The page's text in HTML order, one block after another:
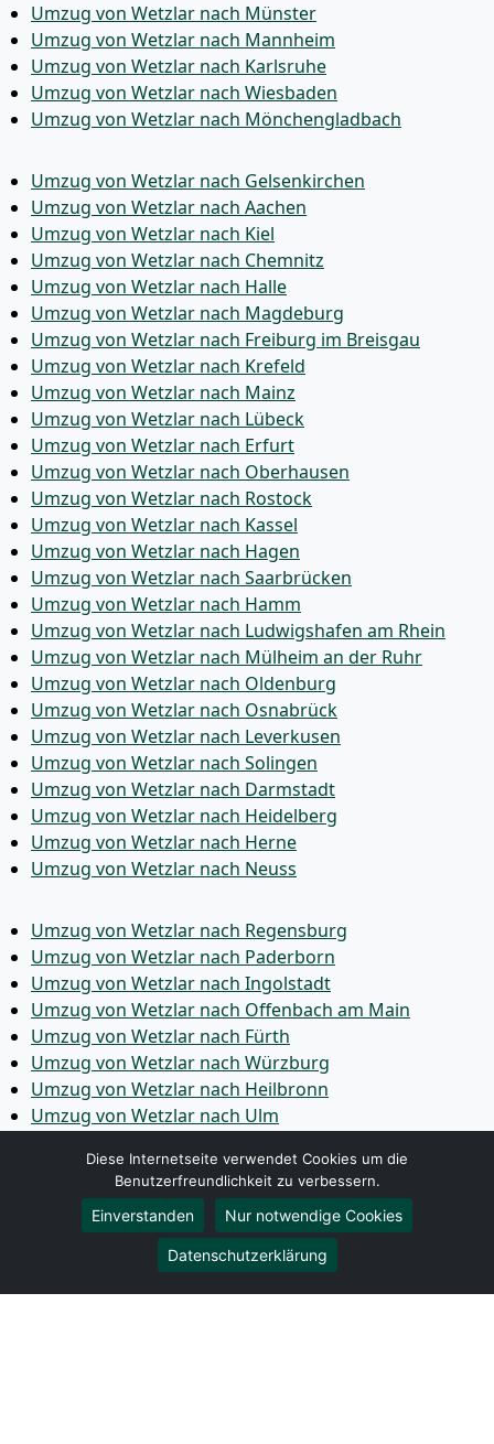
Umzug von Wetzlar nach Münster
Umzug von Wetzlar nach Mannheim
Umzug von Wetzlar nach Karlsruhe
Umzug von Wetzlar nach Wiesbaden
Umzug von Wetzlar nach Mönchen­gladbach
Umzug von Wetzlar nach Gelsenkirchen
Umzug von Wetzlar nach Aachen
Umzug von Wetzlar nach Kiel
Umzug von Wetzlar nach Chemnitz
Umzug von Wetzlar nach Halle
Umzug von Wetzlar nach Magdeburg
Umzug von Wetzlar nach Freiburg im Breisgau
Umzug von Wetzlar nach Krefeld
Umzug von Wetzlar nach Mainz
Umzug von Wetzlar nach Lübeck
Umzug von Wetzlar nach Erfurt
Umzug von Wetzlar nach Oberhausen
Umzug von Wetzlar nach Rostock
Umzug von Wetzlar nach Kassel
Umzug von Wetzlar nach Hagen
Umzug von Wetzlar nach Saarbrücken
Umzug von Wetzlar nach Hamm
Umzug von Wetzlar nach Ludwigshafen am Rhein
Umzug von Wetzlar nach Mülheim an der Ruhr
Umzug von Wetzlar nach Oldenburg
Umzug von Wetzlar nach Osnabrück
Umzug von Wetzlar nach Leverkusen
Umzug von Wetzlar nach Solingen
Umzug von Wetzlar nach Darmstadt
Umzug von Wetzlar nach Heidelberg
Umzug von Wetzlar nach Herne
Umzug von Wetzlar nach Neuss
Umzug von Wetzlar nach Regensburg
Umzug von Wetzlar nach Paderborn
Umzug von Wetzlar nach Ingolstadt
Umzug von Wetzlar nach Offenbach am Main
Umzug von Wetzlar nach Fürth
Umzug von Wetzlar nach Würzburg
Umzug von Wetzlar nach Heilbronn
Umzug von Wetzlar nach Ulm
Umzug von Wetzlar nach Wolfsburg
Umzug von Wetzlar nach Bottrop
Umzug von Wetzlar nach Göttingen
Umzug von Wetzlar nach Reutlingen
Umzug von Wetzlar nach Bremer­haven
Umzug von Wetzlar nach Koblenz
Diese Internetseite verwendet Cookies um die
Benutzerfreundlichkeit zu verbessern.
Einverstanden Nur notwendige Cookies
Datenschutzerklärung